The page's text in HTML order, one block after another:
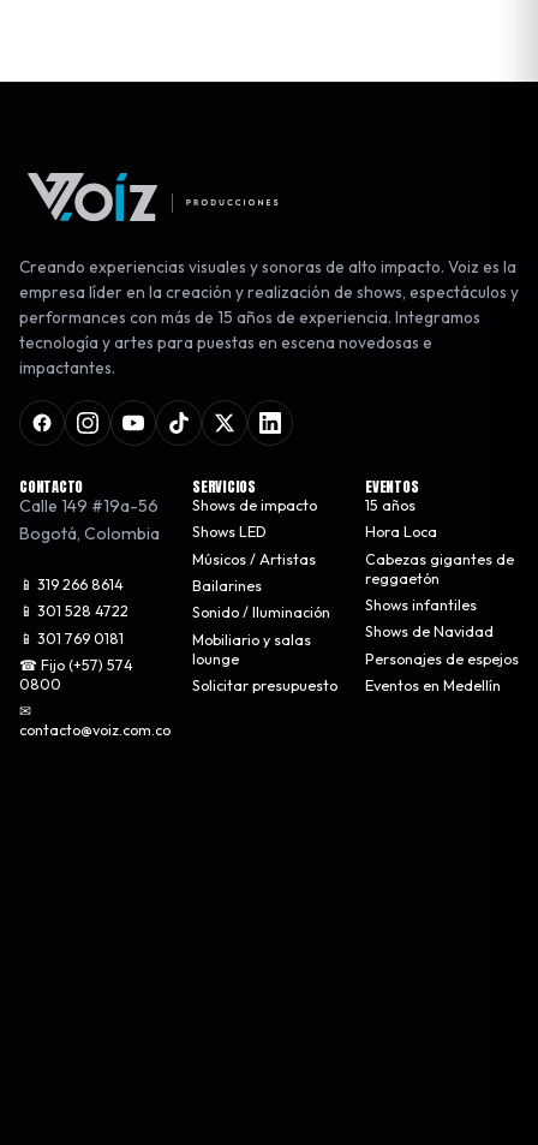
Creando experiencias visuales y sonoras de alto impacto. Voiz es la
empresa líder en la creación y realización de shows, espectáculos y
performances con más de 15 años de experiencia. Integramos
tecnología y artes para puestas en escena novedosas e
impactantes.
CONTACTO
Calle 149 #19a-56
Bogotá, Colombia
📱 319 266 8614
📱 301 528 4722
📱 301 769 0181
☎ Fijo (+57) 574
0800
✉
contacto@voiz.com.co
SERVICIOS
Shows de impacto
Shows LED
Músicos / Artistas
Bailarines
Sonido / Iluminación
Mobiliario y salas
lounge
Solicitar presupuesto
EVENTOS
15 años
Hora Loca
Cabezas gigantes de
reggaetón
Shows infantiles
Shows de Navidad
Personajes de espejos
Eventos en Medellín